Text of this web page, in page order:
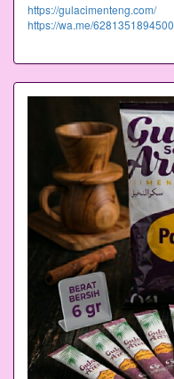
https://gulacimenteng.com/
https://wa.me/6281351894500